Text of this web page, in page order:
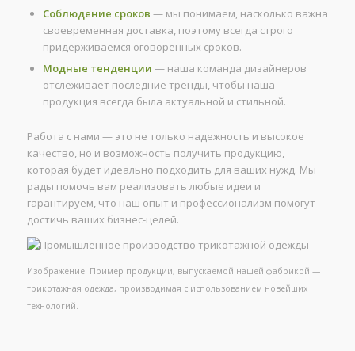
Соблюдение сроков — мы понимаем, насколько важна
своевременная доставка, поэтому всегда строго
придерживаемся оговоренных сроков.
Модные тенденции — наша команда дизайнеров
отслеживает последние тренды, чтобы наша
продукция всегда была актуальной и стильной.
Работа с нами — это не только надежность и высокое
качество, но и возможность получить продукцию,
которая будет идеально подходить для ваших нужд. Мы
рады помочь вам реализовать любые идеи и
гарантируем, что наш опыт и профессионализм помогут
достичь ваших бизнес-целей.
Изображение: Пример продукции, выпускаемой нашей фабрикой —
трикотажная одежда, производимая с использованием новейших
технологий.